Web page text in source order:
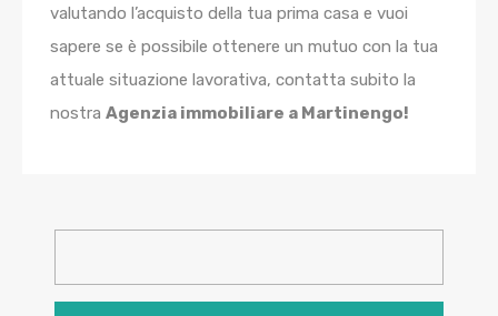
valutando l’acquisto della tua prima casa e vuoi
sapere se è possibile ottenere un mutuo con la tua
attuale situazione lavorativa, contatta subito la
nostra Agenzia immobiliare a Martinengo!